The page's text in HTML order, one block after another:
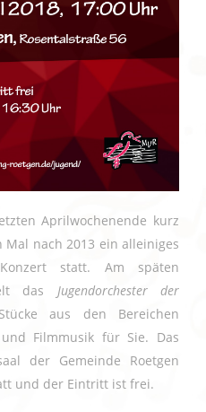
Aprilwochenende kurz
nach 2013 ein alleiniges
statt. Am späten
das Jugendorchester der
aus den Bereichen
Filmmusik für Sie. Das
der Gemeinde Roetgen
und der Eintritt ist frei.